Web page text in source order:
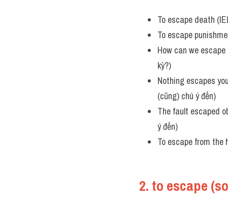
To escape death
To escape
How can we
kỳ?)
Nothing escapes
(cũng) chú ý đến)
The fault escaped
ý đến)
To escape from the
2. to escape